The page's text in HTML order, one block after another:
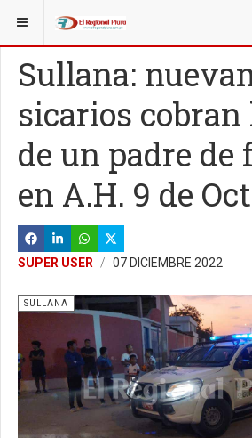
ESTÁ AQUÍ: LOCALES
Sullana:
sicarios
de un padre de
en A.H. 9 de
SUPER USER 07 DICIEMBRE 2022
SULLANA